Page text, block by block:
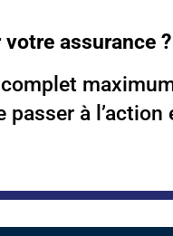
assurance ?
passer à